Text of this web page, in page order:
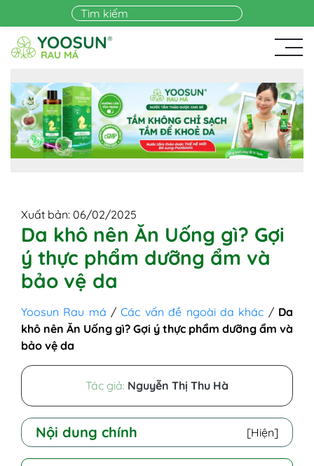
Skip to main content
Xuất bản: 06/02/2025
Da khô nên Ăn Uống gì? Gợi
ý thực phẩm dưỡng ẩm và
bảo vệ da
Yoosun Rau má /Các vấn đề ngoài da khác / Da
khô nên Ăn Uống gì? Gợi ý thực phẩm dưỡng ẩm và
bảo vệ da
Tác giả: Nguyễn Thị Thu Hà
Nội dung chính [Hiện]